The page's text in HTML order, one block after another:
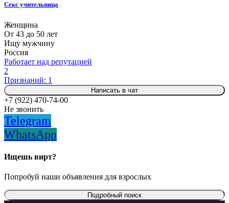
Секс учительница
Женщина
От 43 до 50 лет
Ищу мужчину
Россия
Работает над репутацией
2
Признаний: 1
Написать в чат
+7 (922) 470-74-00
Не звонить
Telegram
WhatsApp
Ищешь вирт?
Попробуй наши объявления для взрослых
Подробный поиск